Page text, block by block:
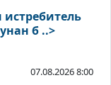
б ..>
07.08.2026 8:00